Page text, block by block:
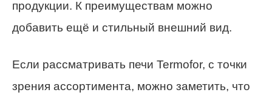
продукции. К преимуществам можно
добавить ещё и стильный внешний вид.
Если рассматривать печи Termofor, с точки
зрения ассортимента, можно заметить, что